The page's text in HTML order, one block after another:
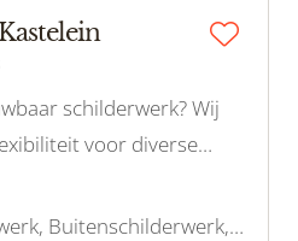
schilderwerk? Wij
voor diverse
van monumenten tot
Binnenschilderwerk, Buitenschilderwerk, Onderhoudsschilderwerk, Behangwerk, Houtrotreparatie